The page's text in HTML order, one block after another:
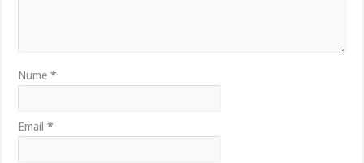
Nume*
Email*